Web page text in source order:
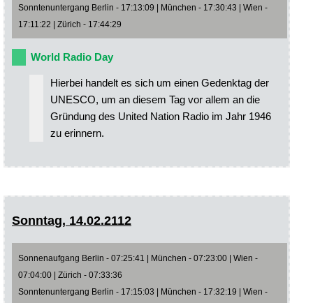
Sonntenuntergang Berlin - 17:13:09 | München - 17:30:43 | Wien -
17:11:22 | Zürich - 17:44:29
World Radio Day
Hierbei handelt es sich um einen Gedenktag der
UNESCO, um an diesem Tag vor allem an die
Gründung des United Nation Radio im Jahr 1946
zu erinnern.
Sonntag, 14.02.2112
Sonnenaufgang Berlin - 07:25:41 | München - 07:23:00 | Wien -
07:04:00 | Zürich - 07:33:36
Sonntenuntergang Berlin - 17:15:03 | München - 17:32:19 | Wien -